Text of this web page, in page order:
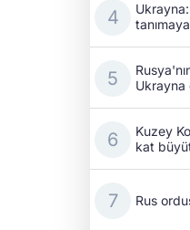
Ukrayna
Kuzey
kat
Rus